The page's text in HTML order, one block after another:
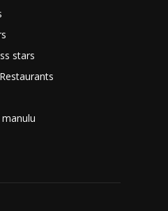
stars